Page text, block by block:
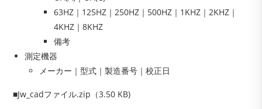
63HZ｜125HZ｜250HZ｜500HZ｜1KHZ｜2KHZ｜
4KHZ｜8KHZ
備考
測定機器
メーカー｜型式｜製造番号｜校正日
■Jw_cadファイル.zip（3.50 KB)